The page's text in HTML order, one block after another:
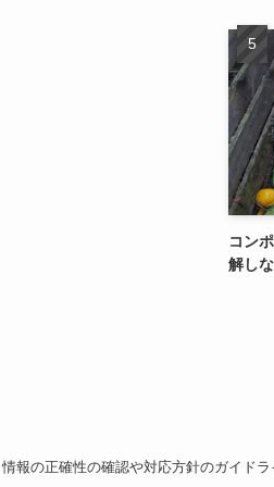
コン
解しな
情報の正確性の確認や対応方針のガイドラ